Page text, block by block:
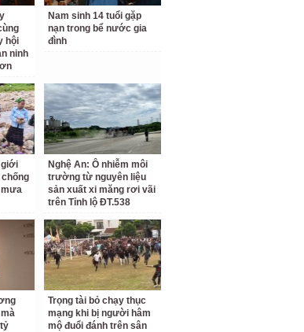
hội
ninh
Nam sinh 14 tuổi gặp
nạn trong bể nước gia
đình
giới
chống
Nghệ An: Ô nhiễm môi
trường từ nguyên liệu
sản xuất xi măng rơi vãi
trên Tỉnh lộ ĐT.538
Trọng tài bỏ chạy thục
mạng khi bị người hâm
mộ đuổi đánh trên sân